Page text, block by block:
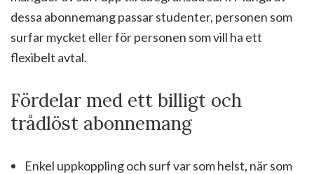
dessa abonnemang passar studenter, personen som
surfar mycket eller för personen som vill ha ett
flexibelt avtal.
Fördelar med ett billigt och
trådlöst abonnemang
Enkel uppkoppling och surf var som helst, när som